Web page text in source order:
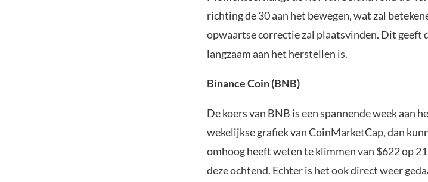
richting de 30 aan het bewegen, wat zal
opwaartse correctie zal plaatsvinden. Dit geeft
langzaam aan het herstellen is.
Binance Coin (BNB)
De koers van BNB is een spannende week aan
wekelijkse grafiek van CoinMarketCap, dan
omhoog heeft weten te klimmen van $622 op
deze ochtend. Echter is het ook direct weer